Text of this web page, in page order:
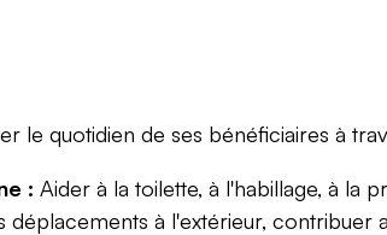
le quotidien de ses bénéficiaires à
: Aider à la toilette, à l'habillage, à la
à l'extérieur, contribuer